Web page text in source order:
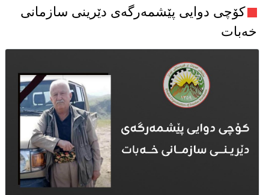
کۆچی دوایی پێشمەرگەی دێرینی سازمانی
خەبات